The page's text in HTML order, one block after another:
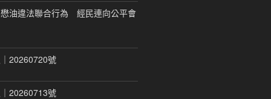
油違法聯合行為 經民連向公平會
20260720號
20260713號